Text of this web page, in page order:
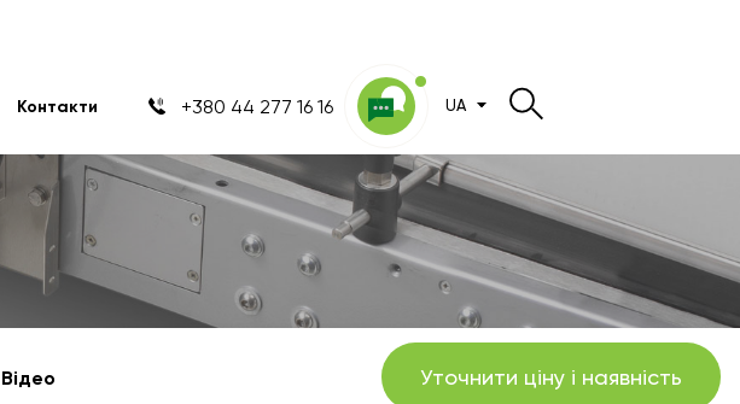
Контакти +380 44 277 16 16 UA
Відео Уточнити ціну і наявність